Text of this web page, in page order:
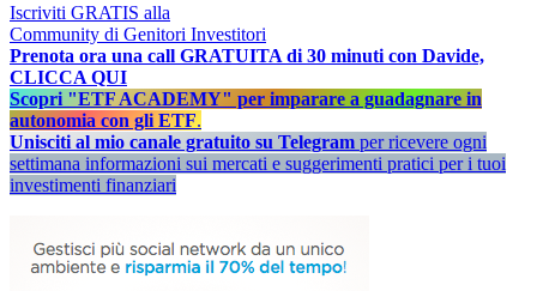
Iscriviti GRATIS alla
Community di Genitori Investitori
Prenota ora una call GRATUITA di 30 minuti con Davide,
CLICCA QUI
Scopri "ETF ACADEMY" per imparare a guadagnare in
autonomia con gli ETF.
Unisciti al mio canale gratuito su Telegram per ricevere ogni
settimana informazioni sui mercati e suggerimenti pratici per i tuoi
investimenti finanziari